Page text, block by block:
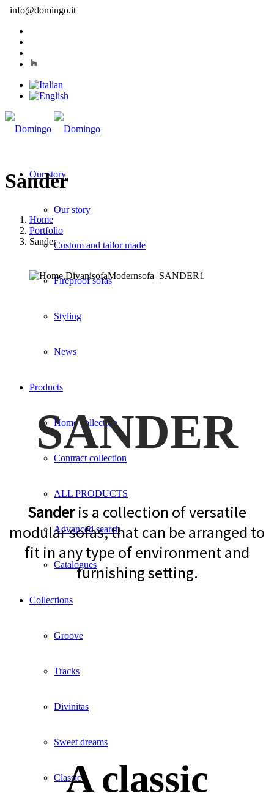
info@domingo.it
Our story
Our story
Custom and tailor made
Fireproof sofas
Styling
News
Products
Home collection
Contract collection
ALL PRODUCTS
Advanced search
Catalogues
Collections
Groove
Tracks
Divinitas
Sweet dreams
Classic
Sander
Home
Portfolio
Sander
SANDER
Sanderis a collection of versatile
modular sofas, that can be arranged to
fit in any type of environment and
furnishing setting.
A classic